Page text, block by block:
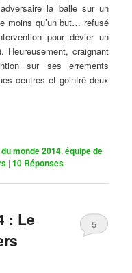
la balle sur un
moins qu’un but… refusé
pour dévier un
Heureusement, craignant
sur ses errements
centres et goinfré deux
monde 2014,équipe de
|10 Réponses
: Le
5